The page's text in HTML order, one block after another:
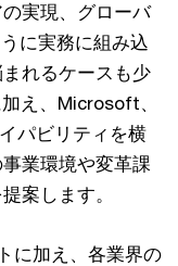
実現、グローバ
に実務に組み込
れるケースも少
え、Microsoft、
パビリティを横
業環境や変革課
案します。
に加え、各業界の